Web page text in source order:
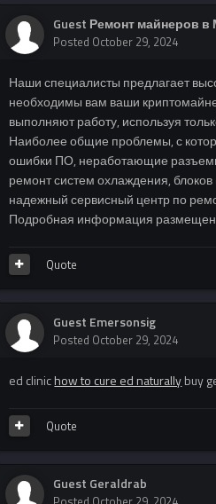
Guest Ремонт майнеров в
Posted October 29, 2024
Наши специалисты предлагает
необходимы вам ваши
выполняют работу, используя
Наиболее общие проблемы, с
ошибки ПО, неработающие
ремонт систем охлаждения,
надежный сервисный центр по
Подробная информация
Quote
Guest Emersonsig
Posted October 29, 2024
ed clinichow to cure ed naturallybuy
Quote
Guest Geraldrab